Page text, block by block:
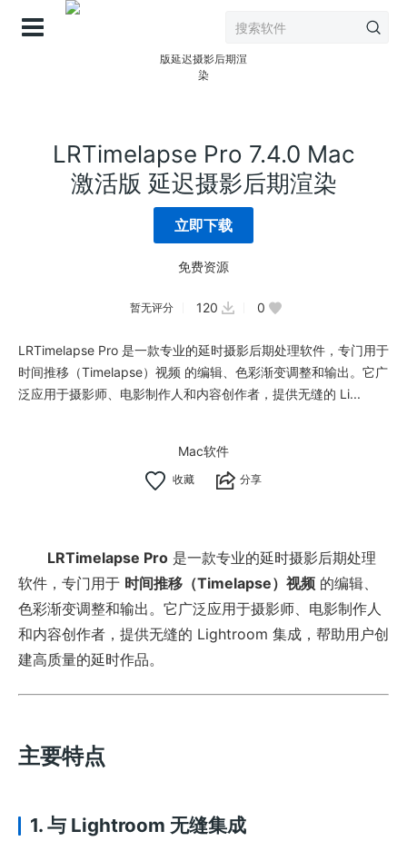
LRTimelapse Pro 7.4.0 Mac
激活版 延迟摄影后期渲染
立即下载
免费资源
暂无评分 120 0
LRTimelapse Pro 是一款专业的延时摄影后期处理软件，专门用于
时间推移（Timelapse）视频 的编辑、色彩渐变调整和输出。它广
泛应用于摄影师、电影制作人和内容创作者，提供无缝的 Li...
Mac软件
分享
LRTimelapse Pro 是一款专业的延时摄影后期处理
软件，专门用于 时间推移（Timelapse）视频 的编辑、
色彩渐变调整和输出。它广泛应用于摄影师、电影制作人
和内容创作者，提供无缝的 Lightroom 集成，帮助用户创
建高质量的延时作品。
主要特点
1. 与 Lightroom 无缝集成